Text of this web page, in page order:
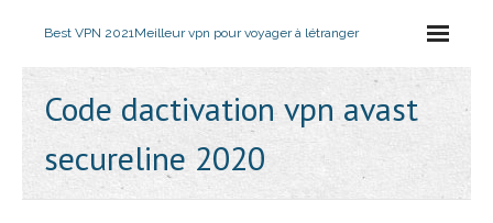
Best VPN 2021Meilleur vpn pour voyager à létranger
Code dactivation vpn avast
secureline 2020